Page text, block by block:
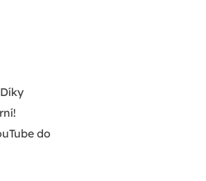
do